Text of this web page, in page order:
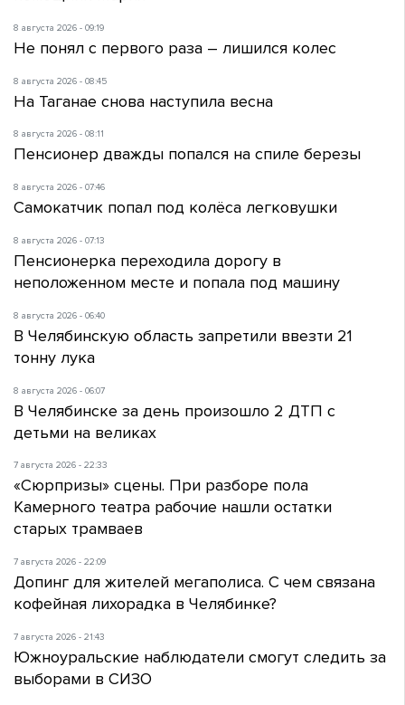
8 августа 2026 - 09:19
Не понял с первого раза – лишился колес
8 августа 2026 - 08:45
На Таганае снова наступила весна
8 августа 2026 - 08:11
Пенсионер дважды попался на спиле березы
8 августа 2026 - 07:46
Самокатчик попал под колёса легковушки
8 августа 2026 - 07:13
Пенсионерка переходила дорогу в
неположенном месте и попала под машину
8 августа 2026 - 06:40
В Челябинскую область запретили ввезти 21
тонну лука
8 августа 2026 - 06:07
В Челябинске за день произошло 2 ДТП с
детьми на великах
7 августа 2026 - 22:33
«Сюрпризы» сцены. При разборе пола
Камерного театра рабочие нашли остатки
старых трамваев
7 августа 2026 - 22:09
Допинг для жителей мегаполиса. С чем связана
кофейная лихорадка в Челябинке?
7 августа 2026 - 21:43
Южноуральские наблюдатели смогут следить за
выборами в СИЗО